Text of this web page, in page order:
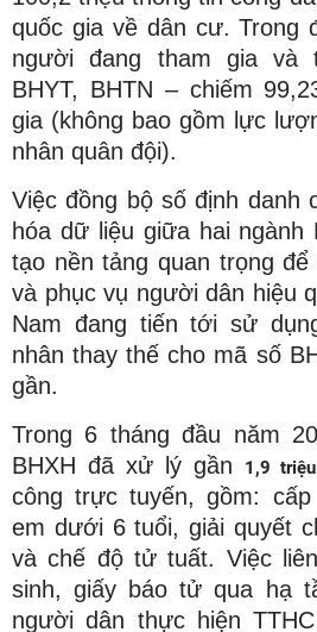
quốc gia về dân cư. Trong
người đang tham gia và
BHYT, BHTN – chiếm
gia (không bao gồm lực
nhân quân đội).
Việc đồng bộ số định danh
hóa dữ liệu giữa hai ngành
tạo nền tảng quan trọng
và phục vụ người dân hiệu
Nam đang tiến tới sử
nhân thay thế cho mã số
gần.
Trong 6 tháng đầu năm
BHXH đã xử lý gần
1,9
công trực tuyến, gồm:
em dưới 6 tuổi, giải quyết
và chế độ tử tuất. Việc
sinh, giấy báo tử qua hạ
người dân thực hiện